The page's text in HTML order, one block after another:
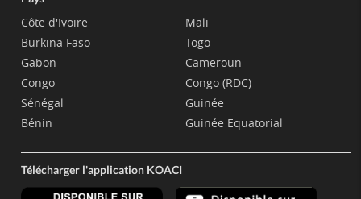
Côte d'Ivoire
Burkina Faso
Gabon
Congo
Sénégal
Bénin
Mali
Togo
Cameroun
Congo (RDC)
Guinée
Guinée Equatorial
Télécharger l'application KOACI